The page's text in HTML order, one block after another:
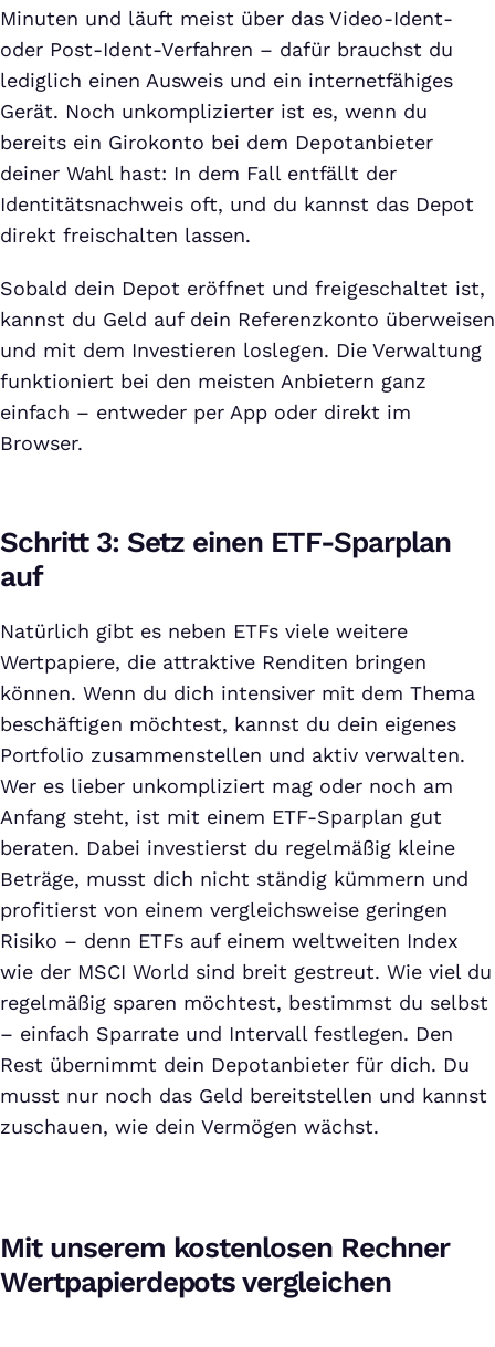
Minuten und läuft meist über das Video-Ident-
oder Post-Ident-Verfahren – dafür brauchst du
lediglich einen Ausweis und ein internetfähiges
Gerät. Noch unkomplizierter ist es, wenn du
bereits ein Girokonto bei dem Depotanbieter
deiner Wahl hast: In dem Fall entfällt der
Identitätsnachweis oft, und du kannst das Depot
direkt freischalten lassen.
Sobald dein Depot eröffnet und freigeschaltet ist,
kannst du Geld auf dein Referenzkonto überweisen
und mit dem Investieren loslegen. Die Verwaltung
funktioniert bei den meisten Anbietern ganz
einfach – entweder per App oder direkt im
Browser.
Schritt 3: Setz einen ETF-Sparplan
auf
Natürlich gibt es neben ETFs viele weitere
Wertpapiere, die attraktive Renditen bringen
können. Wenn du dich intensiver mit dem Thema
beschäftigen möchtest, kannst du dein eigenes
Portfolio zusammenstellen und aktiv verwalten.
Wer es lieber unkompliziert mag oder noch am
Anfang steht, ist mit einem ETF-Sparplan gut
beraten. Dabei investierst du regelmäßig kleine
Beträge, musst dich nicht ständig kümmern und
profitierst von einem vergleichsweise geringen
Risiko – denn ETFs auf einem weltweiten Index
wie der MSCI World sind breit gestreut. Wie viel du
regelmäßig sparen möchtest, bestimmst du selbst
– einfach Sparrate und Intervall festlegen. Den
Rest übernimmt dein Depotanbieter für dich. Du
musst nur noch das Geld bereitstellen und kannst
zuschauen, wie dein Vermögen wächst.
Mit unserem kostenlosen Rechner
Wertpapierdepots vergleichen